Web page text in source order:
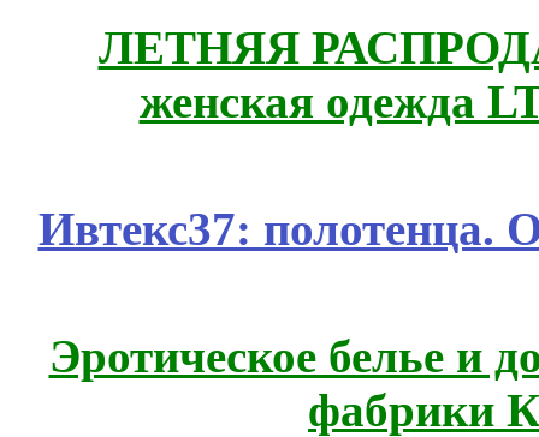
ЛЕТНЯЯ
женская одежда
Ивтекс37:
Эротическое белье и
фабрики